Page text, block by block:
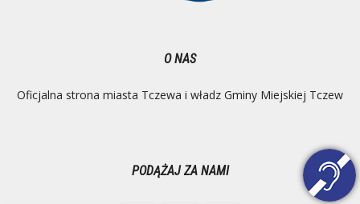
O NAS
Oficjalna strona miasta Tczewa i władz Gminy Miejskiej Tczew
PODĄŻAJ ZA NAMI